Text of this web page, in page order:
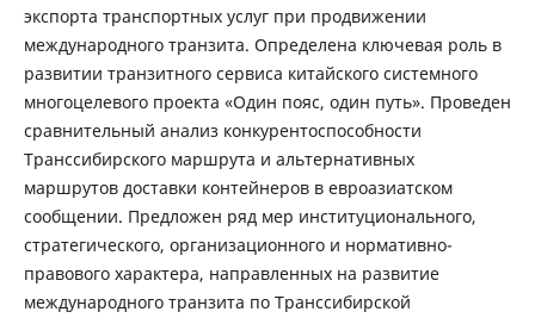
экспорта транспортных услуг при продвижении
международного транзита. Определена ключевая роль в
развитии транзитного сервиса китайского системного
многоцелевого проекта «Один пояс, один путь». Проведен
сравнительный анализ конкурентоспособности
Транссибирского маршрута и альтернативных
маршрутов доставки контейнеров в евроазиатском
сообщении. Предложен ряд мер институционального,
стратегического, организационного и нормативно-
правового характера, направленных на развитие
международного транзита по Транссибирской